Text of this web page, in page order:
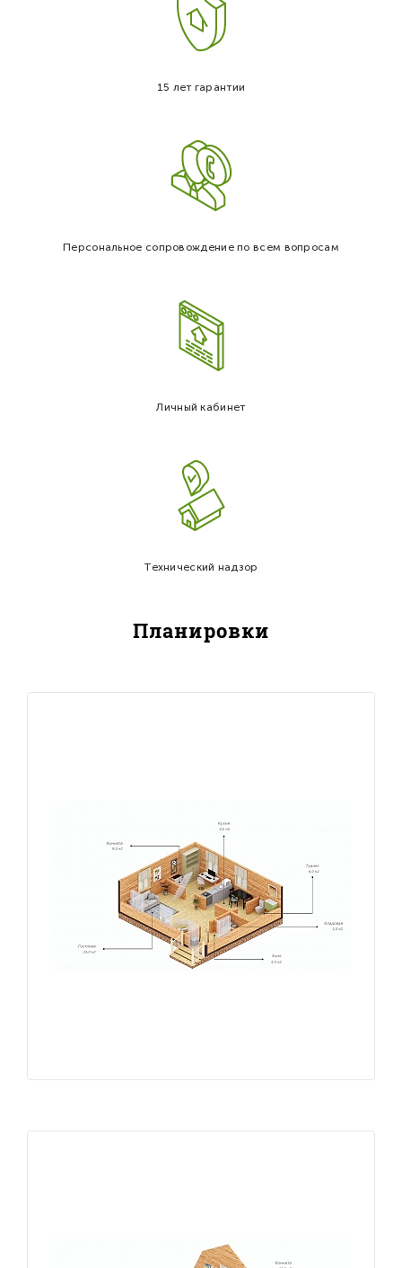
15 лет гарантии
Персональное сопровождение по всем вопросам
Личный кабинет
Технический надзор
Планировки